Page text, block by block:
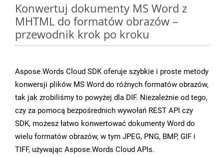
Konwertuj dokumenty MS Word z
MHTML do formatów obrazów –
przewodnik krok po kroku
Aspose.Words Cloud SDK oferuje szybkie i proste metody
konwersji plików MS Word do różnych formatów obrazów,
tak jak zrobiliśmy to powyżej dla DIF. Niezależnie od tego,
czy za pomocą bezpośrednich wywołań REST API czy
SDK, możesz łatwo konwertować dokumenty Word do
wielu formatów obrazów, w tym JPEG, PNG, BMP, GIF i
TIFF, używając Aspose.Words Cloud APIs.